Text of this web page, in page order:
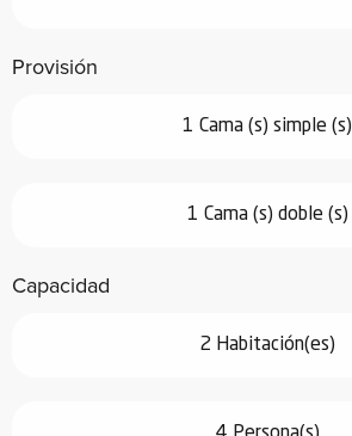
Provisión
1 Cama (s) simple (s)
1 Cama (s) doble (s)
Capacidad
2 Habitación(es)